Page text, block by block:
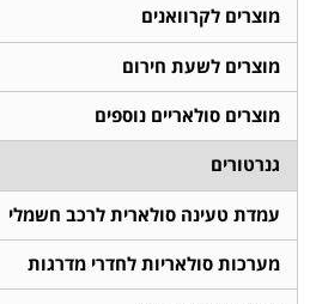
מוצרים לקרוואנים
מוצרים לשעת חירום
מוצרים סולאריים נוספים
גנרטורים
עמדת טעינה סולארית לרכב חשמלי
מערכות סולאריות לחדרי מדרגות